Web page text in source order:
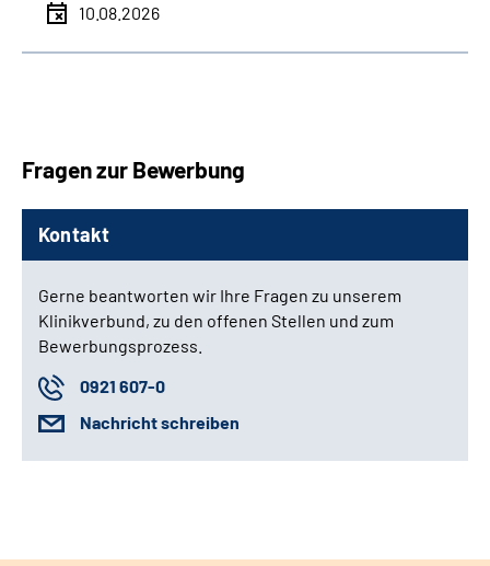
10.08.2026
Fragen zur Bewerbung
Kontakt
Gerne beantworten wir Ihre Fragen zu unserem
Klinikverbund, zu den offenen Stellen und zum
Bewerbungsprozess.
0921 607-0
Nachricht schreiben